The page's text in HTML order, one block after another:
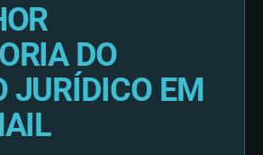
DO
JURÍDICO EM